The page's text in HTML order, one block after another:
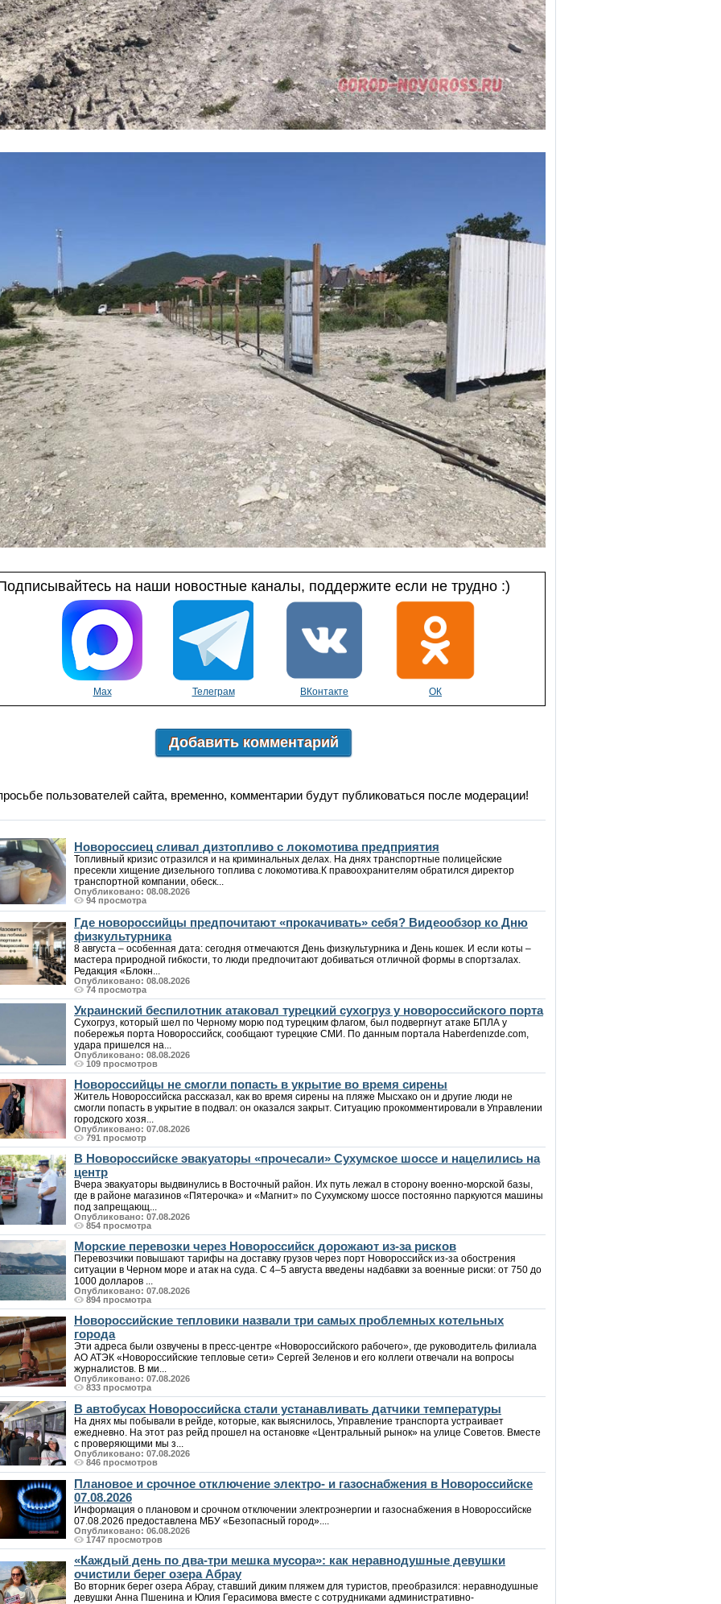
на наши новостные каналы, поддержите если не трудно :)
Max Телеграм ВКонтакте ОК
Добавить комментарий
пользователей сайта, временно, комментарии будут публиковаться после модерации!
Новороссиец сливал дизтопливо с локомотива предприятия
Топливный кризис отразился и на криминальных делах. На днях транспортные полицейские
пресекли хищение дизельного топлива с локомотива.К правоохранителям обратился директор
транспортной компании, обеск...
Опубликовано: 08.08.2026
94 просмотра
Где новороссийцы предпочитают «прокачивать» себя? Видеообзор ко Дню
физкультурника
8 августа – особенная дата: сегодня отмечаются День физкультурника и День кошек. И если коты –
мастера природной гибкости, то люди предпочитают добиваться отличной формы в спортзалах.
Редакция «Блокн...
Опубликовано: 08.08.2026
74 просмотра
Украинский беспилотник атаковал турецкий сухогруз у новороссийского порта
Сухогруз, который шел по Черному морю под турецким флагом, был подвергнут атаке БПЛА у
побережья порта Новороссийск, сообщают турецкие СМИ. По данным портала Haberdenızde.com,
удара пришелся на...
Опубликовано: 08.08.2026
109 просмотров
Новороссийцы не смогли попасть в укрытие во время сирены
Житель Новороссийска рассказал, как во время сирены на пляже Мысхако он и другие люди не
смогли попасть в укрытие в подвал: он оказался закрыт. Ситуацию прокомментировали в Управлении
городского хозя...
Опубликовано: 07.08.2026
791 просмотр
В Новороссийске эвакуаторы «прочесали» Сухумское шоссе и нацелились на
центр
Вчера эвакуаторы выдвинулись в Восточный район. Их путь лежал в сторону военно-морской базы,
где в районе магазинов «Пятерочка» и «Магнит» по Сухумскому шоссе постоянно паркуются машины
под запрещающ...
Опубликовано: 07.08.2026
854 просмотра
Морские перевозки через Новороссийск дорожают из-за рисков
Перевозчики повышают тарифы на доставку грузов через порт Новороссийск из-за обострения
ситуации в Черном море и атак на суда. С 4–5 августа введены надбавки за военные риски: от 750 до
1000 долларов ...
Опубликовано: 07.08.2026
894 просмотра
Новороссийские тепловики назвали три самых проблемных котельных
города
Эти адреса были озвучены в пресс-центре «Новороссийского рабочего», где руководитель филиала
АО АТЭК «Новороссийские тепловые сети» Сергей Зеленов и его коллеги отвечали на вопросы
журналистов. В ми...
Опубликовано: 07.08.2026
833 просмотра
В автобусах Новороссийска стали устанавливать датчики температуры
На днях мы побывали в рейде, которые, как выяснилось, Управление транспорта устраивает
ежедневно. На этот раз рейд прошел на остановке «Центральный рынок» на улице Советов. Вместе
с проверяющими мы з...
Опубликовано: 07.08.2026
846 просмотров
Плановое и срочное отключение электро- и газоснабжения в Новороссийске
07.08.2026
Информация о плановом и срочном отключении электроэнергии и газоснабжения в Новороссийске
07.08.2026 предоставлена МБУ «Безопасный город»....
Опубликовано: 06.08.2026
1747 просмотров
«Каждый день по два-три мешка мусора»: как неравнодушные девушки
очистили берег озера Абрау
Во вторник берег озера Абрау, ставший диким пляжем для туристов, преобразился: неравнодушные
девушки Анна Пшенина и Юлия Герасимова вместе с сотрудниками административно-